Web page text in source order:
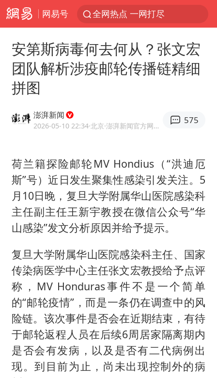
网易号 全网热点 一网打尽
安第斯病毒何去何从？张文宏
团队解析涉疫邮轮传播链精细
拼图
澎湃新闻
2026-05-10 22:34·北京 ·澎湃新闻官方网易号
575
荷兰籍探险邮轮MV Hondius（“洪迪厄
斯”号）近日发生聚集性感染引发关注。5
月10日晚，复旦大学附属华山医院感染科
主任副主任王新宇教授在微信公众号“华
山感染”发文分析原因并给予提示。
复旦大学附属华山医院感染科主任、国家
传染病医学中心主任张文宏教授给予点评
称，MV Honduras事件不是一个简单
的“邮轮疫情”，而是一条仍在调查中的风
险链。该次事件是否会在近期结束，有待
于邮轮返程人员在后续6周居家隔离期内
是否会有发病，以及是否有二代病例出
现。到目前为止，尚未出现控制外的病